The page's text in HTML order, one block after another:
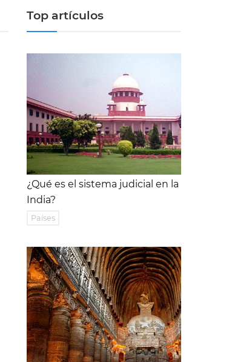
Top artículos
¿Qué es el sistema judicial en la
India?
Países